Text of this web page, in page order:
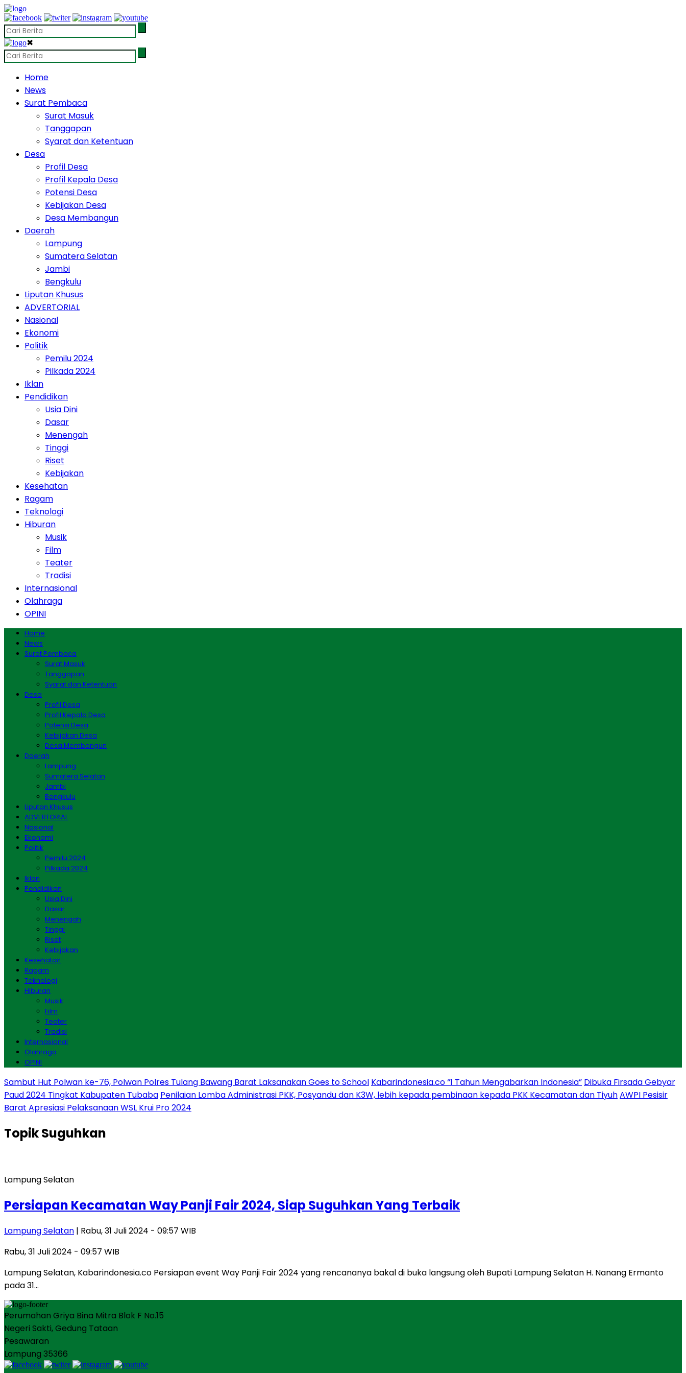
✖
Home
News
Surat Pembaca
Surat Masuk
Tanggapan
Syarat dan Ketentuan
Desa
Profil Desa
Profil Kepala Desa
Potensi Desa
Kebijakan Desa
Desa Membangun
Daerah
Lampung
Sumatera Selatan
Jambi
Bengkulu
Liputan Khusus
ADVERTORIAL
Nasional
Ekonomi
Politik
Pemilu 2024
Pilkada 2024
Iklan
Pendidikan
Usia Dini
Dasar
Menengah
Tinggi
Riset
Kebijakan
Kesehatan
Ragam
Teknologi
Hiburan
Musik
Film
Teater
Tradisi
Internasional
Olahraga
OPINI
Home
News
Surat Pembaca
Surat Masuk
Tanggapan
Syarat dan Ketentuan
Desa
Profil Desa
Profil Kepala Desa
Potensi Desa
Kebijakan Desa
Desa Membangun
Daerah
Lampung
Sumatera Selatan
Jambi
Bengkulu
Liputan Khusus
ADVERTORIAL
Nasional
Ekonomi
Politik
Pemilu 2024
Pilkada 2024
Iklan
Pendidikan
Usia Dini
Dasar
Menengah
Tinggi
Riset
Kebijakan
Kesehatan
Ragam
Teknologi
Hiburan
Musik
Film
Teater
Tradisi
Internasional
Olahraga
OPINI
Sambut Hut Polwan ke-76, Polwan Polres Tulang Bawang Barat Laksanakan Goes to School Kabarindonesia.co “1 Tahun Mengabarkan Indonesia” Dibuka Firsada Gebyar
Paud 2024 Tingkat Kabupaten Tubaba Penilaian Lomba Administrasi PKK, Posyandu dan K3W, lebih kepada pembinaan kepada PKK Kecamatan dan TiyuhAWPI Pesisir
Barat Apresiasi Pelaksanaan WSL Krui Pro 2024
TopikSuguhkan
Lampung Selatan
Persiapan Kecamatan Way Panji Fair 2024, Siap Suguhkan Yang Terbaik
Lampung Selatan | Rabu, 31 Juli 2024 - 09:57 WIB
Rabu, 31 Juli 2024 - 09:57 WIB
Lampung Selatan, Kabarindonesia.co Persiapan event Way Panji Fair 2024 yang rencananya bakal di buka langsung oleh Bupati Lampung Selatan H. Nanang Ermanto
pada 31…
Perumahan Griya Bina Mitra Blok F No.15
Negeri Sakti, Gedung Tataan
Pesawaran
Lampung 35366